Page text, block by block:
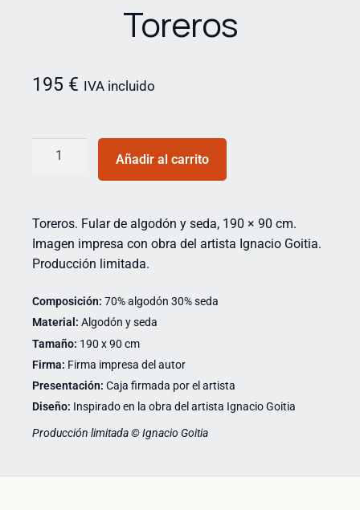
Toreros
195 € IVA incluido
Añadir al carrito
Toreros. Fular de algodón y seda, 190 × 90 cm.
Imagen impresa con obra del artista Ignacio Goitia.
Producción limitada.
Composición: 70% algodón 30% seda
Material: Algodón y seda
Tamaño: 190 x 90 cm
Firma: Firma impresa del autor
Presentación: Caja firmada por el artista
Diseño: Inspirado en la obra del artista Ignacio Goitia
Producción limitada © Ignacio Goitia